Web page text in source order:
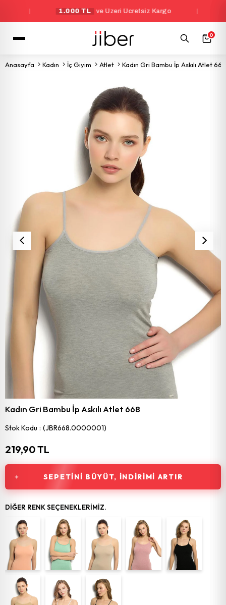
1.000 TL ve Üzeri Ücretsiz Kargo
0
Anasayfa Kadın İç Giyim Atlet Kadın Gri Bambu İp Askılı Atlet 668
Kadın Gri Bambu İp Askılı Atlet 668
Stok Kodu (JBR668.0000001)
219,90 TL
SEPETINI BÜYÜT, İNDIRIMI ARTIR
DIĞER RENK SEÇENEKLERIMIZ.